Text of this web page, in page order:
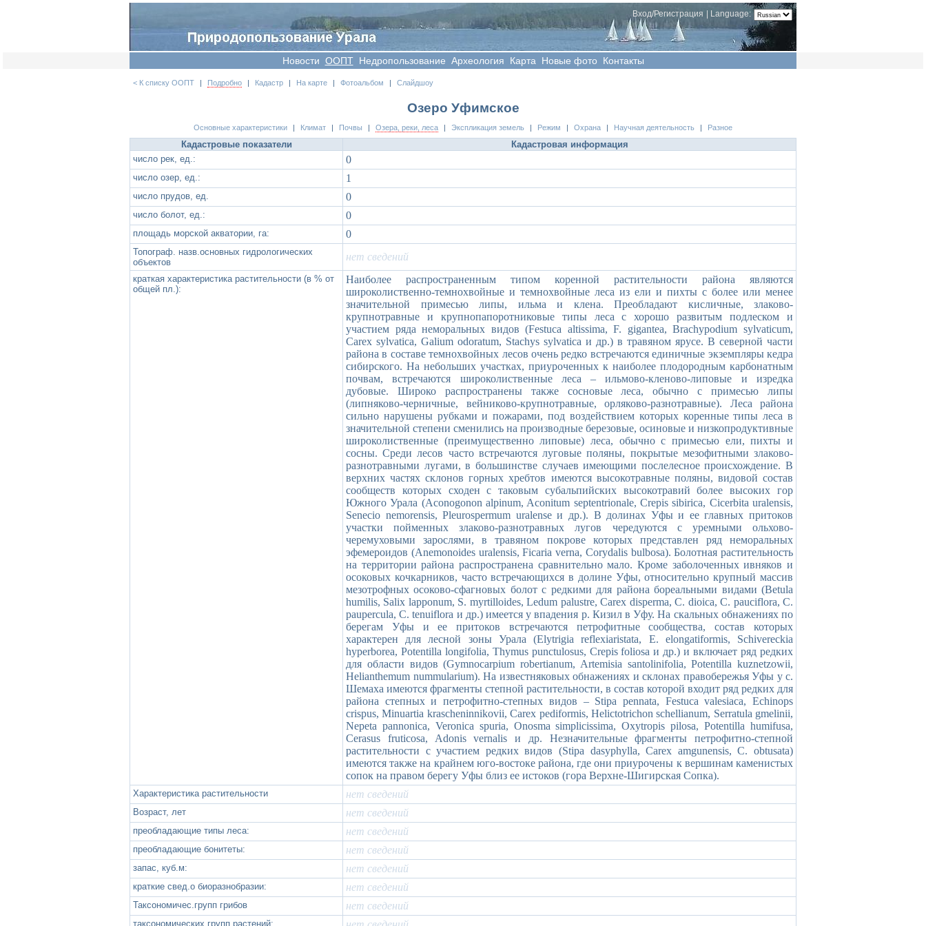
Language:
Вход/Регистрация
Новости OOПT Недропользование Археология Карта Новые фото Контакты
< К списку ООПТ | Подробно | Кадастр | На карте | Фотоальбом | Слайдшоу
Озеро Уфимское
Основные характеристики Климат Почвы Озера, реки, леса Экспликация земель Режим Охрана Научная деятельность Разное
Кадастровые показатели
Кадастровая информация
число рек, ед.:
0
число озер, ед.: 1
число прудов, ед. 0
число болот, ед.: 0
площадь морской акватории, га: 0
Топограф. назв.основных гидрологических
объектов
нет сведений
краткая характеристика растительности (в % от
общей пл.):
Наиболее распространенным типом коренной растительности района являются
широколиственно-темнохвойные и темнохвойные леса из ели и пихты с более или менее
значительной примесью липы, ильма и клена. Преобладают кисличные, злаково-
крупнотравные и крупнопапоротниковые типы леса с хорошо развитым подлеском и
участием ряда неморальных видов (Festuca altissima, F. gigantea, Brachypodium sylvaticum,
Carex sylvatica, Galium odoratum, Stachys sylvatica и др.) в травяном ярусе. В северной части
района в составе темнохвойных лесов очень редко встречаются единичные экземпляры кедра
сибирского. На небольших участках, приуроченных к наиболее плодородным карбонатным
почвам, встречаются широколиственные леса – ильмово-кленово-липовые и изредка
дубовые. Широко распространены также сосновые леса, обычно с примесью липы
(липняково-черничные, вейниково-крупнотравные, орляково-разнотравные). Леса района
сильно нарушены рубками и пожарами, под воздействием которых коренные типы леса в
значительной степени сменились на производные березовые, осиновые и низкопродуктивные
широколиственные (преимущественно липовые) леса, обычно с примесью ели, пихты и
сосны. Среди лесов часто встречаются луговые поляны, покрытые мезофитными злаково-
разнотравными лугами, в большинстве случаев имеющими послелесное происхождение. В
верхних частях склонов горных хребтов имеются высокотравные поляны, видовой состав
сообществ которых сходен с таковым субальпийских высокотравий более высоких гор
Южного Урала (Aconogonon alpinum, Aconitum septentrionale, Crepis sibirica, Cicerbita uralensis,
Senecio nemorensis, Pleurospermum uralense и др.). В долинах Уфы и ее главных притоков
участки пойменных злаково-разнотравных лугов чередуются с уремными ольхово-
черемуховыми зарослями, в травяном покрове которых представлен ряд неморальных
эфемероидов (Anemonoides uralensis, Ficaria verna, Corydalis bulbosa). Болотная растительность
на территории района распространена сравнительно мало. Кроме заболоченных ивняков и
осоковых кочкарников, часто встречающихся в долине Уфы, относительно крупный массив
мезотрофных осоково-сфагновых болот с редкими для района бореальными видами (Betula
humilis, Salix lapponum, S. myrtilloides, Ledum palustre, Carex disperma, C. dioica, C. pauciflora, C.
paupercula, C. tenuiflora и др.) имеется у впадения р. Кизил в Уфу. На скальных обнажениях по
берегам Уфы и ее притоков встречаются петрофитные сообщества, состав которых
характерен для лесной зоны Урала (Elytrigia reflexiaristata, E. elongatiformis, Schivereckia
hyperborea, Potentilla longifolia, Thymus punctulosus, Crepis foliosa и др.) и включает ряд редких
для области видов (Gymnocarpium robertianum, Artemisia santolinifolia, Potentilla kuznetzowii,
Helianthemum nummularium). На известняковых обнажениях и склонах правобережья Уфы у с.
Шемаха имеются фрагменты степной растительности, в состав которой входит ряд редких для
района степных и петрофитно-степных видов – Stipa pennata, Festuca valesiaca, Echinops
crispus, Minuartia krascheninnikovii, Carex pediformis, Helictotrichon schellianum, Serratula gmelinii,
Nepeta pannonica, Veronica spuria, Onosma simplicissima, Oxytropis pilosa, Potentilla humifusa,
Cerasus fruticosa, Adonis vernalis и др. Незначительные фрагменты петрофитно-степной
растительности с участием редких видов (Stipa dasyphylla, Carex amgunensis, C. obtusata)
имеются также на крайнем юго-востоке района, где они приурочены к вершинам каменистых
сопок на правом берегу Уфы близ ее истоков (гора Верхне-Шигирская Сопка).
Характеристика растительности нет сведений
Возраст, лет нет сведений
преобладающие типы леса: нет сведений
преобладающие бонитеты: нет сведений
запас, куб.м: нет сведений
краткие свед.о биоразнобразии: нет сведений
Таксономичес.групп грибов нет сведений
таксономических групп растений: